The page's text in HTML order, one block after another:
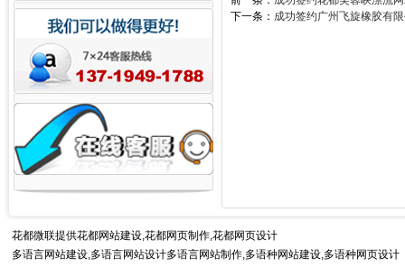
下一条： 成功签约广州飞旋橡胶有
花都微联提供花都网站建设,花都网页制作,花都网页设计
多语言网站建设,多语言网站设计多语言网站制作,多语种网站建设,多语种网页设计